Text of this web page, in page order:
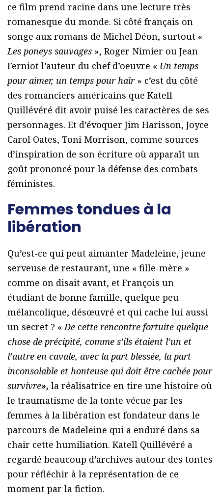
ce film prend racine dans une lecture très
romanesque du monde. Si côté français on
songe aux romans de Michel Déon, surtout «
Les poneys sauvages », Roger Nimier ou Jean
Ferniot l’auteur du chef d’oeuvre « Un temps
pour aimer, un temps pour haïr» c’est du côté
des romanciers américains que Katell
Quillévéré dit avoir puisé les caractères de ses
personnages. Et d’évoquer Jim Harisson, Joyce
Carol Oates, Toni Morrison, comme sources
d’inspiration de son écriture où apparaît un
goût prononcé pour la défense des combats
féministes.
Femmes tondues à la
libération
Qu’est-ce qui peut aimanter Madeleine, jeune
serveuse de restaurant, une « fille-mère »
comme on disait avant, et François un
étudiant de bonne famille, quelque peu
mélancolique, désœuvré et qui cache lui aussi
un secret ? « De cette rencontre fortuite quelque
chose de précipité, comme s’ils étaient l’un et
l’autre en cavale, avec la part blessée, la part
inconsolable et honteuse qui doit être cachée pour
survivre», la réalisatrice en tire une histoire où
le traumatisme de la tonte vécue par les
femmes à la libération est fondateur dans le
parcours de Madeleine qui a enduré dans sa
chair cette humiliation. Katell Quillévéré a
regardé beaucoup d’archives autour des tontes
pour réfléchir à la représentation de ce
moment par la fiction.